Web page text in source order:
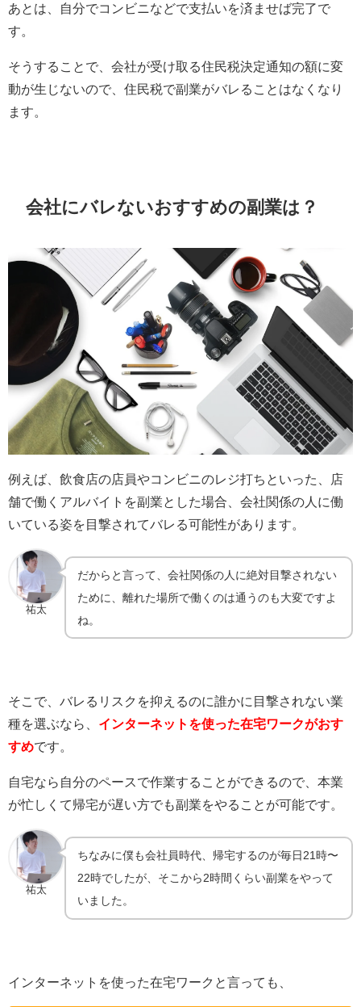
あとは、自分でコンビニなどで支払いを済ませば完了で
す。
そうすることで、会社が受け取る住民税決定通知の額に変
動が生じないので、住民税で副業がバレることはなくなり
ます。
会社にバレないおすすめの副業は？
例えば、飲食店の店員やコンビニのレジ打ちといった、店
舗で働くアルバイトを副業とした場合、会社関係の人に働
いている姿を目撃されてバレる可能性があります。
祐太
だからと言って、会社関係の人に絶対目撃されない
ために、離れた場所で働くのは通うのも大変ですよ
ね。
そこで、バレるリスクを抑えるのに誰かに目撃されない業
種を選ぶなら、 インターネットを使った在宅ワークがおす
すめです。
自宅なら自分のペースで作業することができるので、本業
が忙しくて帰宅が遅い方でも副業をやることが可能です。
祐太
ちなみに僕も会社員時代、帰宅するのが毎日21時〜
22時でしたが、そこから2時間くらい副業をやって
いました。
インターネットを使った在宅ワークと言っても、